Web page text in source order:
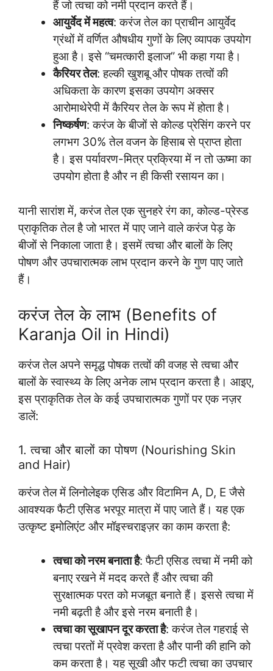
हैं जो त्वचा को नमी प्रदान करते हैं।
आयुर्वेद में महत्व: करंज तेल का प्राचीन आयुर्वेद
ग्रंथों में वर्णित औषधीय गुणों के लिए व्यापक उपयोग
हुआ है। इसे “चमत्कारी इलाज” भी कहा गया है।
कैरियर तेल: हल्की खुशबू और पोषक तत्वों की
अधिकता के कारण इसका उपयोग अक्सर
आरोमाथेरेपी में कैरियर तेल के रूप में होता है।
निष्कर्षण: करंज के बीजों से कोल्ड प्रेसिंग करने पर
लगभग 30% तेल वजन के हिसाब से प्राप्त होता
है। इस पर्यावरण-मित्र प्रक्रिया में न तो ऊष्मा का
उपयोग होता है और न ही किसी रसायन का।
यानी सारांश में, करंज तेल एक सुनहरे रंग का, कोल्ड-प्रेस्ड
प्राकृतिक तेल है जो भारत में पाए जाने वाले करंज पेड़ के
बीजों से निकाला जाता है। इसमें त्वचा और बालों के लिए
पोषण और उपचारात्मक लाभ प्रदान करने के गुण पाए जाते
हैं।
करंज तेल के लाभ (Benefits of
Karanja Oil in Hindi)
करंज तेल अपने समृद्ध पोषक तत्वों की वजह से त्वचा और
बालों के स्वास्थ्य के लिए अनेक लाभ प्रदान करता है। आइए,
इस प्राकृतिक तेल के कई उपचारात्मक गुणों पर एक नज़र
डालें:
1. त्वचा और बालों का पोषण (Nourishing Skin
and Hair)
करंज तेल में लिनोलेइक एसिड और विटामिन A, D, E जैसे
आवश्यक फैटी एसिड भरपूर मात्रा में पाए जाते हैं। यह एक
उत्कृष्ट इमोलिएंट और मॉइस्चराइज़र का काम करता है:
त्वचा को नरम बनाता है: फैटी एसिड त्वचा में नमी को
बनाए रखने में मदद करते हैं और त्वचा की
सुरक्षात्मक परत को मजबूत बनाते हैं। इससे त्वचा में
नमी बढ़ती है और इसे नरम बनाती है।
त्वचा का सूखापन दूर करता है: करंज तेल गहराई से
त्वचा परतों में प्रवेश करता है और पानी की हानि को
कम करता है। यह सूखी और फटी त्वचा का उपचार